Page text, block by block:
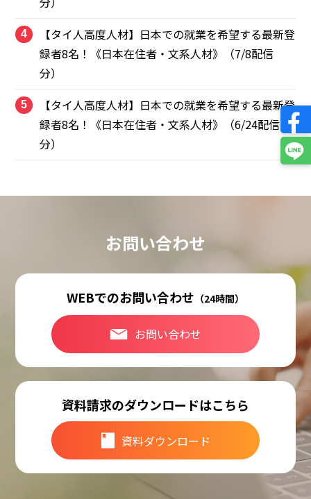
4
【タイ人高度人材】日本での就業を希望する最新登
録者8名！《日本在住者・文系人材》（7/8配信
分）
5
【タイ人高度人材】日本での就業を希望する最新登
録者8名！《日本在住者・文系人材》（6/24配信
分）
お問い合わせ
WEBでのお問い合わせ （24時間）
お問い合わせ
資料請求のダウンロードはこちら
資料ダウンロード